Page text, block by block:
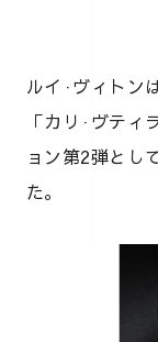
ルイ·ヴィトン
「カリ·ヴティ
ョン第2弾とし
た。